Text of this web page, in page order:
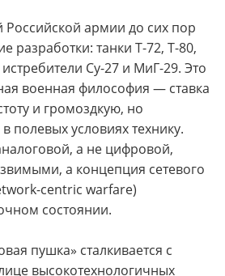
армии до сих пор
разработки: танки Т-72, Т-80,
Су-27 и МиГ-29. Это
военная философия — ставка
и громоздкую, но
полевых условиях технику.
а не цифровой,
а концепция сетевого
centric warfare)
состоянии.
пушка» сталкивается с
высокотехнологичных